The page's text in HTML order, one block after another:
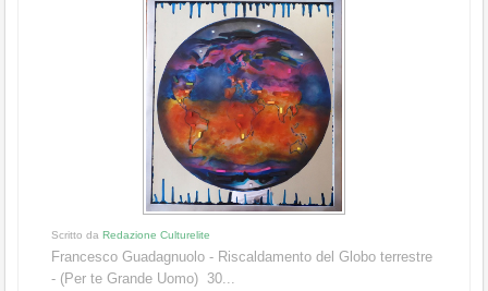
Scritto da Redazione Culturelite
Francesco Guadagnuolo - Riscaldamento del Globo terrestre
- (Per te Grande Uomo) 30...